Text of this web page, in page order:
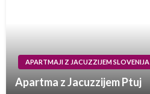
APARTMAJI Z JACUZZIJEM SLOVENIJA
Apartma z Jacuzzijem Ptuj